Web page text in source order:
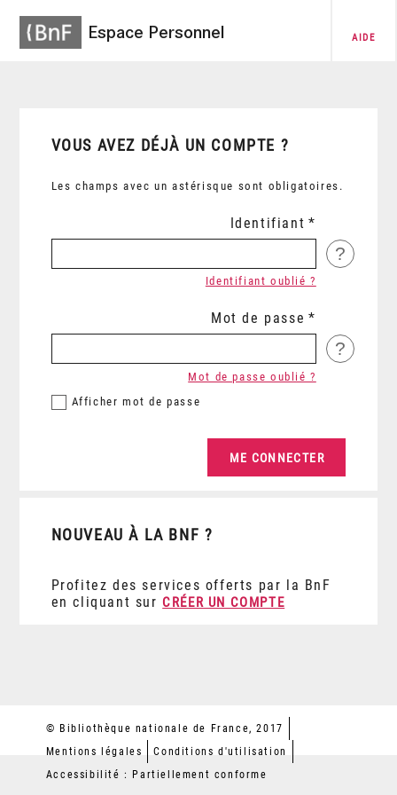
Espace Personnel AIDE
VOUS AVEZ DÉJÀ UN COMPTE ?
Les champs avec un astérisque sont obligatoires.
Identifiant
?
Identifiant oublié ?
Mot de passe
?
Afficher mot de passe
Mot de passe oublié ?
NOUVEAU À LA BNF ?
Profitez des services offerts par la BnF
en cliquant sur CRÉER UN COMPTE
© Bibliothèque nationale de France, 2017
Mentions légales
Conditions d'utilisation
Accessibilité : Partiellement conforme